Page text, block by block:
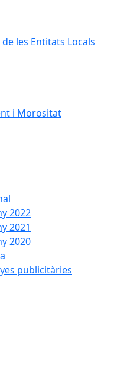
les Entitats Locals
i Morositat
2022
2021
2020
publicitàries